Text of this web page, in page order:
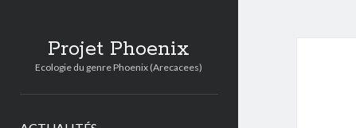
Projet Phoenix
Ecologie du genre Phoenix (Arecacees)